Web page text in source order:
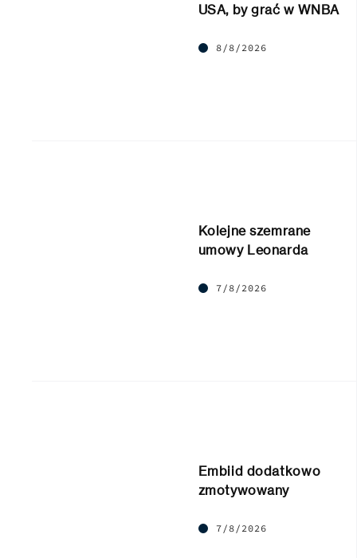
USA, by grać w WNBA
8/8/2026
Kolejne szemrane
umowy Leonarda
7/8/2026
Embiid dodatkowo
zmotywowany
7/8/2026